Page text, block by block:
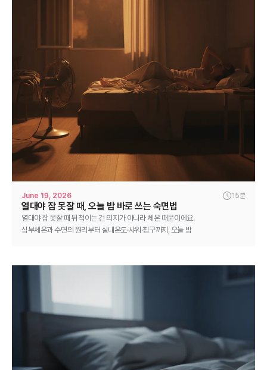
June 19, 2026 15분
열대야 잠 못잘 때, 오늘 밤 바로 쓰는 숙면법
열대야 잠 못잘 때 뒤척이는 건 의지가 아니라 체온 때문이에요.
심부체온과 수면의 원리부터 실내온도·샤워·침구까지, 오늘 밤